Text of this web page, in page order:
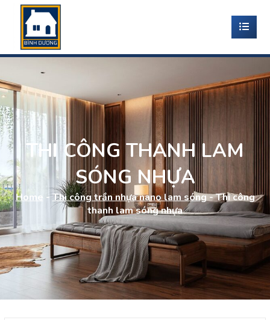
THI CÔNG THANH LAM
SÓNG NHỰA
Home -Thi công trần nhựa nano lam sóng-Thi công
thanh lam sóng nhựa